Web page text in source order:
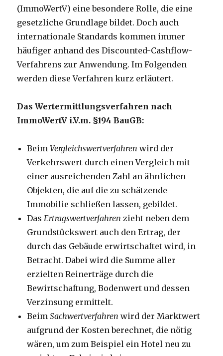
(ImmoWertV) eine besondere Rolle, die eine
gesetzliche Grundlage bildet. Doch auch
internationale Standards kommen immer
häufiger anhand des Discounted-Cashflow-
Verfahrens zur Anwendung. Im Folgenden
werden diese Verfahren kurz erläutert.
Das Wertermittlungsverfahren nach
ImmoWertV i.V.m. §194 BauGB:
BeimVergleichswertverfahren wird der
Verkehrswert durch einen Vergleich mit
einer ausreichenden Zahl an ähnlichen
Objekten, die auf die zu schätzende
Immobilie schließen lassen, gebildet.
Das Ertragswertverfahren zieht neben dem
Grundstückswert auch den Ertrag, der
durch das Gebäude erwirtschaftet wird, in
Betracht. Dabei wird die Summe aller
erzielten Reinerträge durch die
Bewirtschaftung, Bodenwert und dessen
Verzinsung ermittelt.
BeimSachwertverfahren wird der Marktwert
aufgrund der Kosten berechnet, die nötig
wären, um zum Beispiel ein Hotel neu zu